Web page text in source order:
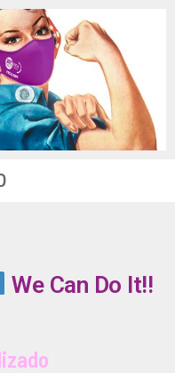
We Can Do It!!